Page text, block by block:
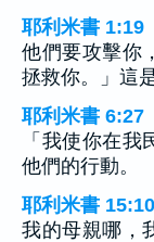
耶利米書 1:19
他們要攻擊你
拯救你。」這
耶利米書 6:27
「我使你在
他們的行動。
耶利米書 15:10
我的母親哪，